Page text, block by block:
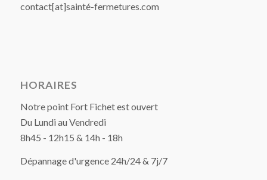
contact[at]sainté-fermetures.com
HORAIRES
Notre point Fort Fichet est ouvert
Du Lundi au Vendredi
8h45 - 12h15 & 14h - 18h
Dépannage d'urgence 24h/24 & 7j/7